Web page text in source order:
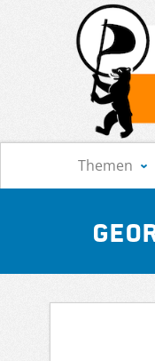
Themen